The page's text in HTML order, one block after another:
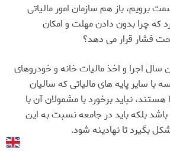
برویم، باز هم سازمان امور مالیاتی
که چرا بدون دادن مهلت و امکان
فشار قرار می دهد؟
سال اجرا و اخذ مالیات خانه و خودروهای
سایر پایه های مالیاتی که سالیان
نباید برخورد با مشمولان آن با
بلکه باید در جامعه نسبت به این
بگیرد تا نهادینه شود.